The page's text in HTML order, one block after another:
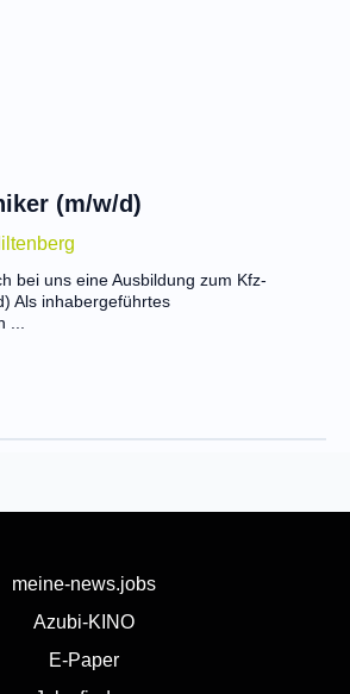
(m/w/d)
bei uns eine Ausbildung zum Kfz-
Als inhabergeführtes
meine-news.jobs
Azubi-KINO
E-Paper